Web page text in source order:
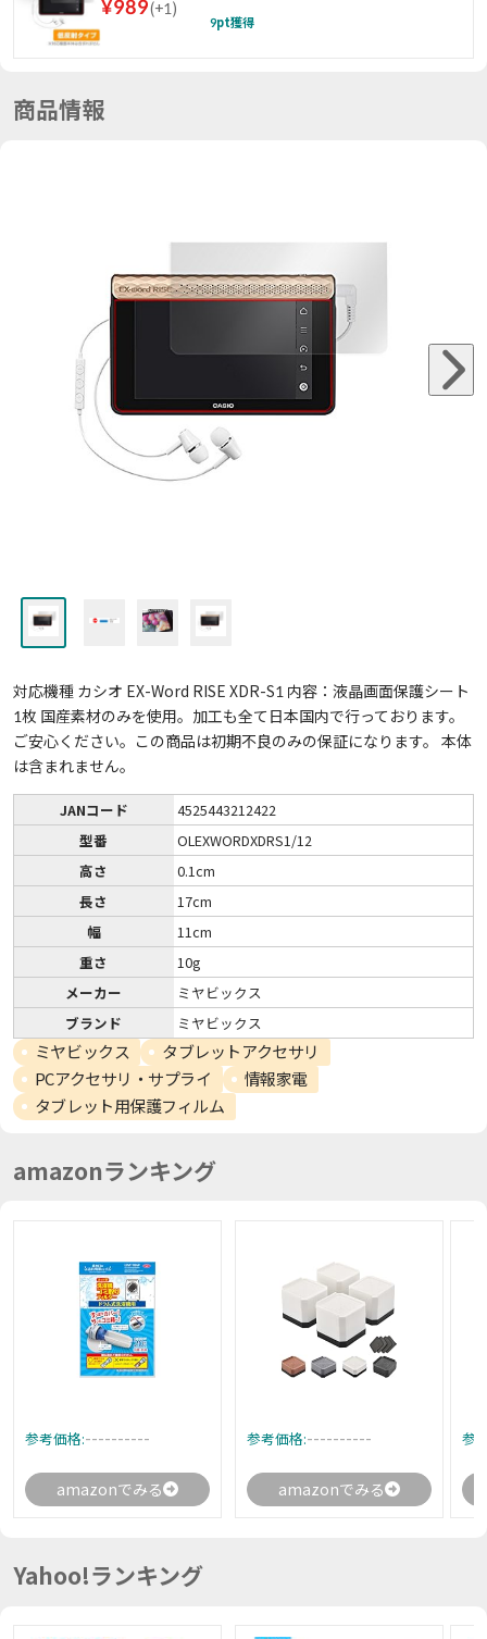
¥989(+1)
9pt獲得
商品情報
対応機種 カシオ EX-Word RISE XDR-S1 内容：液晶画面保護シート
1枚 国産素材のみを使用。加工も全て日本国内で行っております。
ご安心ください。この商品は初期不良のみの保証になります。 本体
は含まれません。
JANコード
4525443212422
型番
OLEXWORDXDRS1/12
高さ
0.1cm
長さ
17cm
幅
11cm
重さ
10g
メーカー
ミヤビックス
ブランド
ミヤビックス
ミヤビックス
タブレットアクセサリ
PCアクセサリ・サプライ
情報家電
タブレット用保護フィルム
amazonランキング
参考価格:----------
amazonでみる
参考価格:----------
amazonでみる
参
Yahoo!ランキング